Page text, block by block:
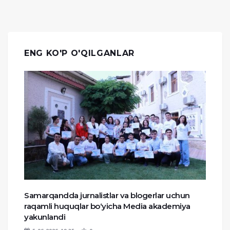
ENG KO'P O'QILGANLAR
Samarqandda jurnalistlar va blogerlar uchun
raqamli huquqlar bo‘yicha Media akademiya
yakunlandi